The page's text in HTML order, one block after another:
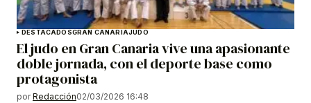
DESTACADOSGRAN CANARIAJUDO
El judo en Gran Canaria vive una apasionante
doble jornada, con el deporte base como
protagonista
por Redacción02/03/2026 16:48